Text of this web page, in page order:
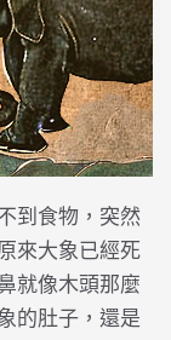
到食物，突然
來大象已經死
就像木頭那麼
的肚子，還是